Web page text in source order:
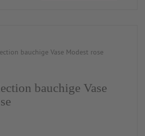
bauchige Vase